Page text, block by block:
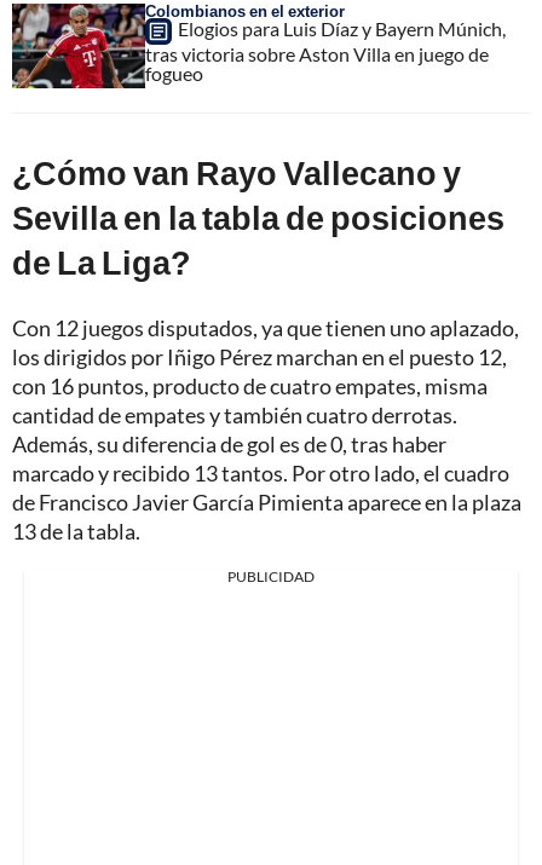
Colombianos en el exterior
Elogios para Luis Díaz y Bayern Múnich,
tras victoria sobre Aston Villa en juego de
fogueo
¿Cómo van Rayo Vallecano y
Sevilla en la tabla de posiciones
de La Liga?
Con 12 juegos disputados, ya que tienen uno aplazado,
los dirigidos por Iñigo Pérez marchan en el puesto 12,
con 16 puntos, producto de cuatro empates, misma
cantidad de empates y también cuatro derrotas.
Además, su diferencia de gol es de 0, tras haber
marcado y recibido 13 tantos. Por otro lado, el cuadro
de Francisco Javier García Pimienta aparece en la plaza
13 de la tabla.
PUBLICIDAD